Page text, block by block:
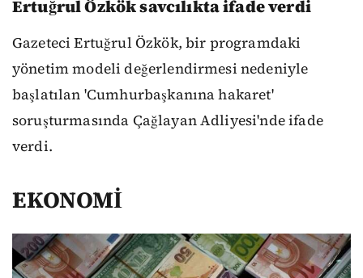
Ertuğrul Özkök savcılıkta ifade verdi
Gazeteci Ertuğrul Özkök, bir programdaki
yönetim modeli değerlendirmesi nedeniyle
başlatılan 'Cumhurbaşkanına hakaret'
soruşturmasında Çağlayan Adliyesi'nde ifade
verdi.
EKONOMİ